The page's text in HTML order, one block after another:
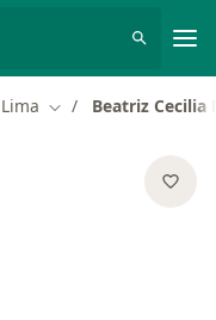
Lima Cambiar de ciudad
Beatriz Cecilia